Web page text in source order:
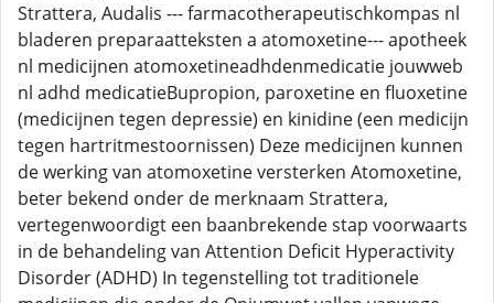
Strattera, Audalis --- farmacotherapeutischkompas nl
bladeren preparaatteksten a atomoxetine--- apotheek
nl medicijnen atomoxetineadhdenmedicatie jouwweb
nl adhd medicatieBupropion, paroxetine en fluoxetine
(medicijnen tegen depressie) en kinidine (een medicijn
tegen hartritmestoornissen) Deze medicijnen kunnen
de werking van atomoxetine versterken Atomoxetine,
beter bekend onder de merknaam Strattera,
vertegenwoordigt een baanbrekende stap voorwaarts
in de behandeling van Attention Deficit Hyperactivity
Disorder (ADHD) In tegenstelling tot traditionele